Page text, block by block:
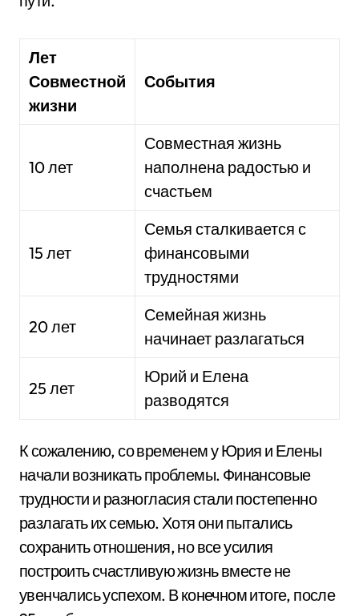
Лет
Совместной
жизни
События
10 лет
Совместная жизнь
наполнена радостью и
счастьем
15 лет
Семья сталкивается с
финансовыми
трудностями
20 лет
Семейная жизнь
начинает разлагаться
25 лет
Юрий и Елена
разводятся
К сожалению, со временем у Юрия и Елены
начали возникать проблемы. Финансовые
трудности и разногласия стали постепенно
разлагать их семью. Хотя они пытались
сохранить отношения, но все усилия
построить счастливую жизнь вместе не
увенчались успехом. В конечном итоге, после